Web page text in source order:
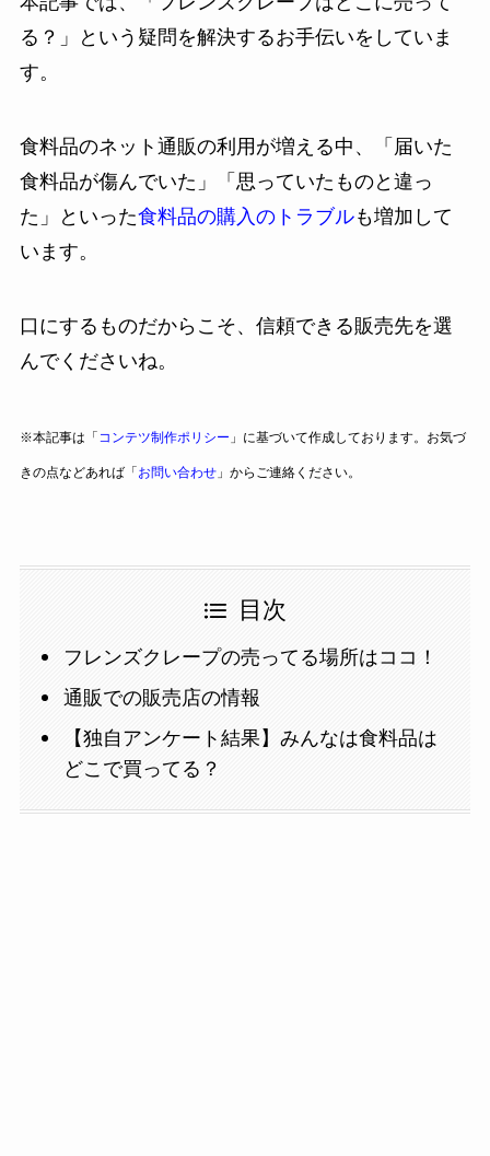
る？」という疑問を解決するお手伝いをしていま
す。
食料品のネット通販の利用が増える中、「届いた
食料品が傷んでいた」「思っていたものと違っ
た」といった食料品の購入のトラブルも増加して
います。
口にするものだからこそ、信頼できる販売先を選
んでくださいね。
※本記事は「 コンテツ制作ポリシー 」に基づいて作成しております。お気づ
きの点などあれば「お問い合わせ」からご連絡ください。
目次
フレンズクレープの売ってる場所はココ！
通販での販売店の情報
【独自アンケート結果】みんなは食料品は
どこで買ってる？